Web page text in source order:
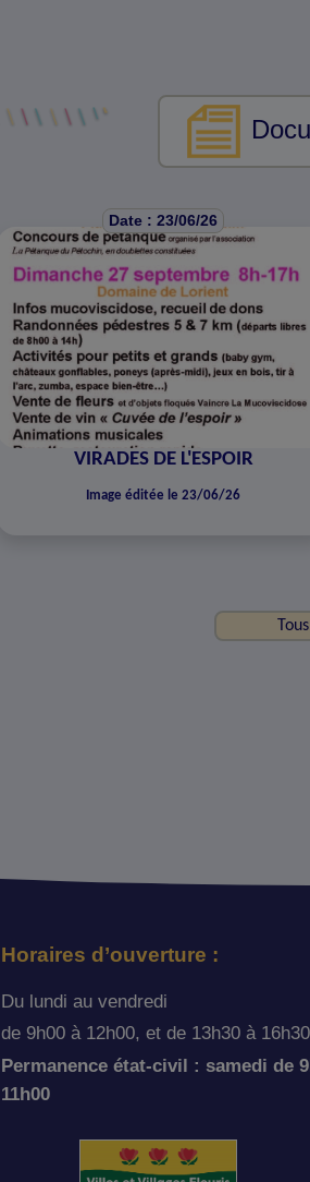
Date : 23/06/26
VIRADES DE L'ESPOIR
Image éditée le 23/06/26
Horaires d’ouverture :
Du lundi au vendredi
de 9h00 à 12h00, et de 13h30 à 16h30
Permanence état-civil : samedi de
11h00